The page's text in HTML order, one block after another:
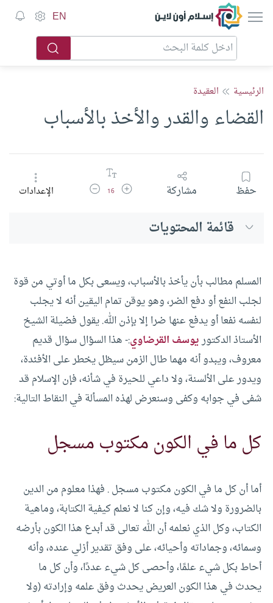
إسلام أون لاين EN
الرئيسية العقيدة
القضاء والقدر والأخذ بالأسباب
حفظ مشاركة زيادة حجم الخط
16 تقليل حجم الخطالإعدادات
قائمة المحتويات
المسلم مطالب بأن يأخذ بالأسباب، ويسعى بكل ما أوتي من قوة
لجلب النفع أو دفع الضر، وهو يوقن تمام اليقين أنه لا يجلب
لنفسه نفعا أو يدفع عنها ضرا إلا بإذن الله.يقول فضيلة الشيخ
الأستاذ الدكتوريوسف القرضاوي:- هذا السؤال سؤال قديم
معروف، ويبدو أنه مهما طال الزمن سيظل يخطر على الأفئدة،
ويدور على الألسنة، ولا داعي للحيرة في شأنه، فإن الإسلام قد
شفى في جوابه وكفى وسنعرض لهذه المسألة في النقاط التالية:
كل ما في الكون مكتوب مسجل
أما أن كل ما في الكون مكتوب مسجل . فهذا معلوم من الدين
بالضرورة ولا شك فيه، وإن كنا لا نعلم كيفية الكتابة، وماهية
الكتاب، وكل الذي نعلمه أن الله تعالى قد أبدع هذا الكون بأرضه
وسمائه، وجماداته وأحيائه، على وفق تقدير أزلي عنده، وأنه
أحاط بكل شيء علمًا، وأحصى كل شيء عددًا، وأن كل ما
يحدث في هذا الكون العريض يحدث وفق علمه وإرادته (ولا